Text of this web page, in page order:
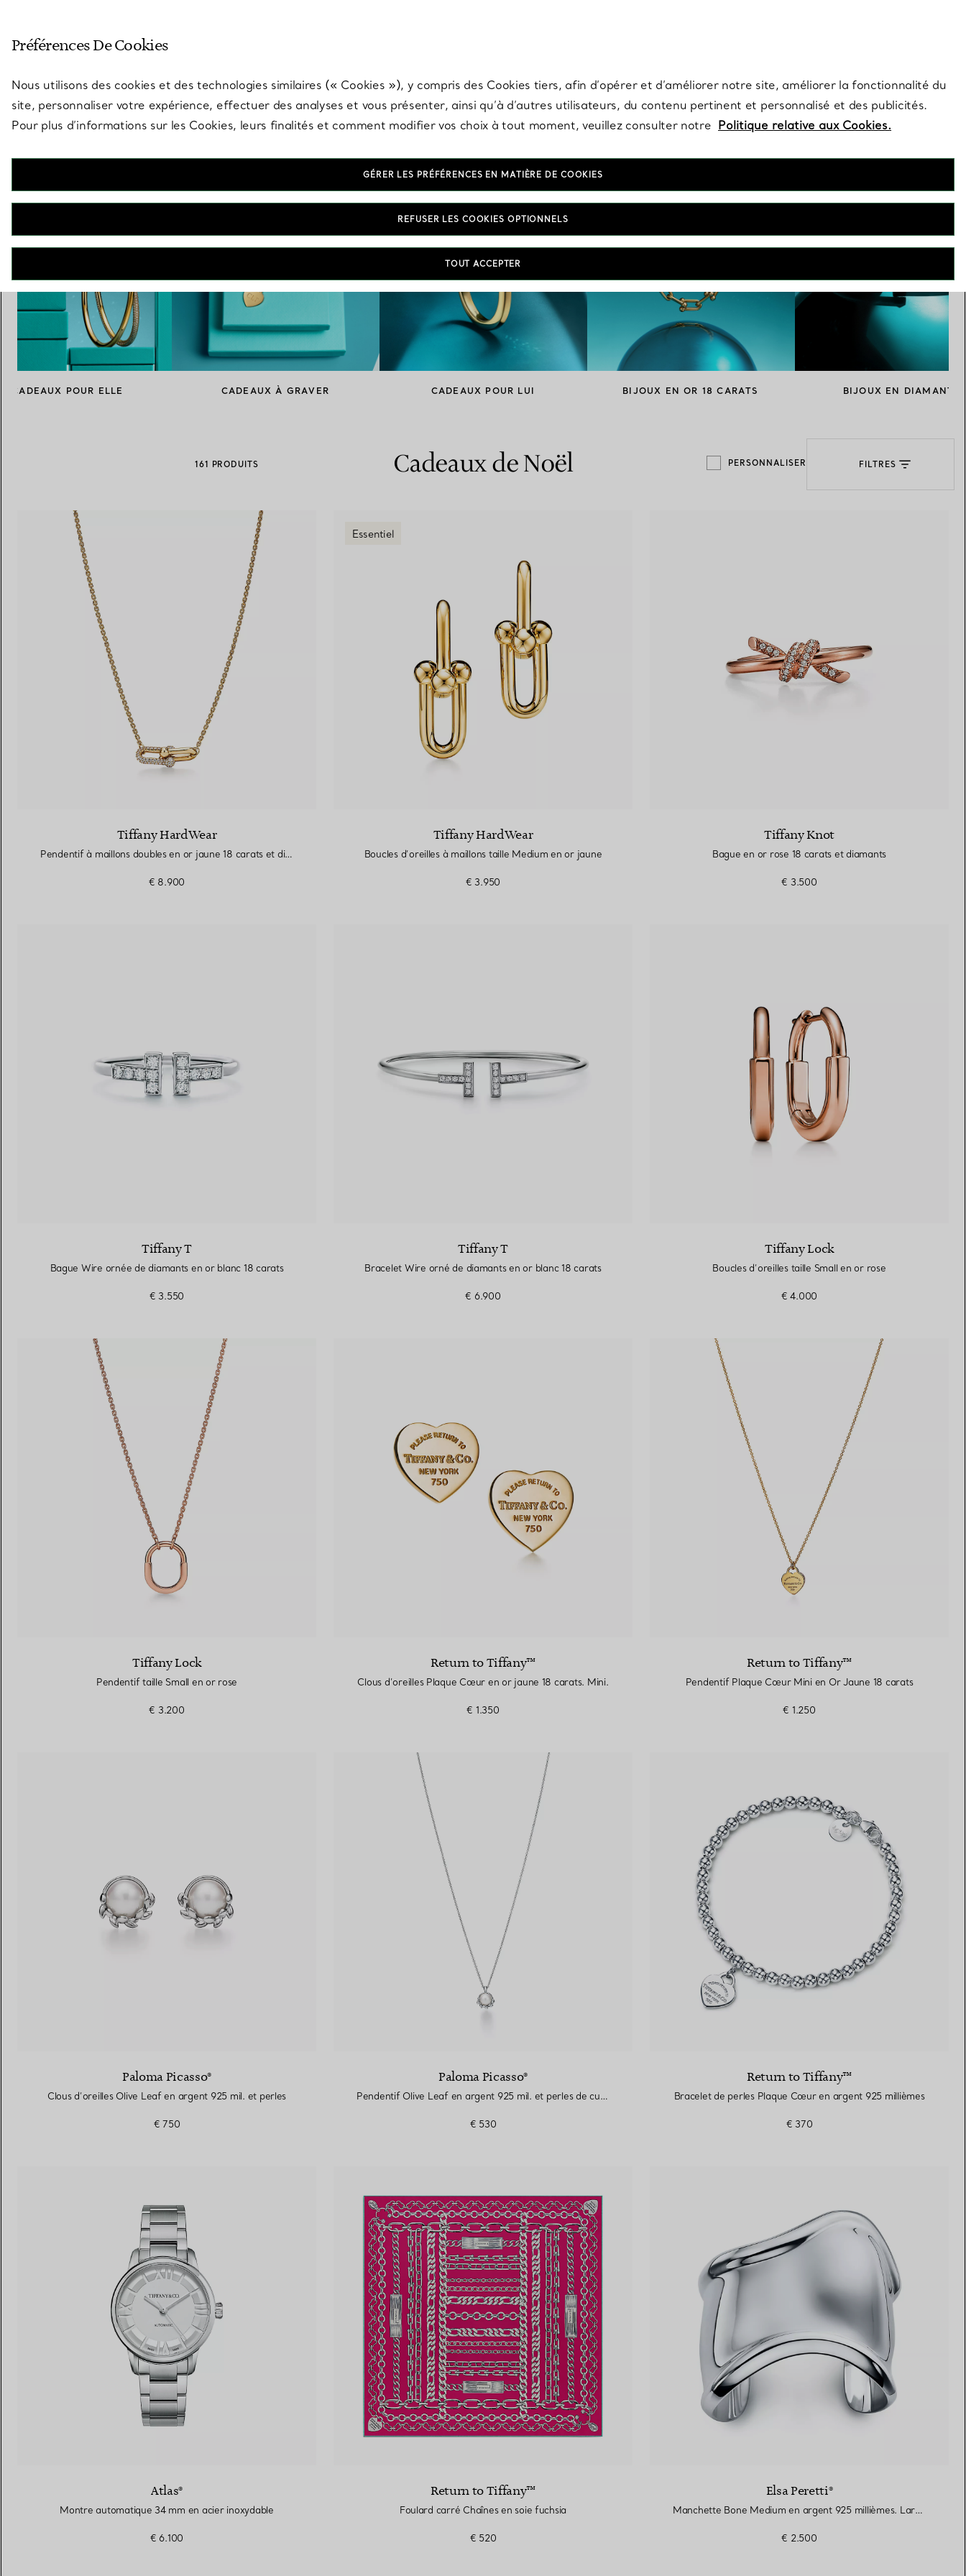
Alliances pour femme Alliances pour hommes Bagues pour couples Bagues Eternité Elsa Peretti®
Comment assortir alliance et
CADEAUX POUR ELLE CADEAUX À GRAVER CADEAUX POUR LUI BIJOUX EN OR 18 CARATS BIJOUX EN DIAMANT
161 PRODUITS Cadeaux de Noël PERSONNALISER FILTRES
Tiffany HardWear
Pendentif à maillons doubles en or jaune 18 carats et diamants
€ 8.900
Essentiel
Tiffany HardWear
Boucles d’oreilles à maillons taille Medium en or jaune
€ 3.950
Tiffany Knot
Bague en or rose 18 carats et diamants
€ 3.500
Tiffany T
Bague Wire ornée de diamants en or blanc 18 carats
€ 3.550
Tiffany T
Bracelet Wire orné de diamants en or blanc 18 carats
€ 6.900
Tiffany Lock
Boucles d’oreilles taille Small en or rose
€ 4.000
Tiffany Lock
Pendentif taille Small en or rose
€ 3.200
Return to Tiffany™
Clous d’oreilles Plaque Cœur en or jaune 18 carats. Mini.
€ 1.350
Return to Tiffany™
Pendentif Plaque Cœur Mini en Or Jaune 18 carats
€ 1.250
Paloma Picasso®
Clous d’oreilles Olive Leaf en argent 925 mil. et perles
€ 750
Paloma Picasso®
Pendentif Olive Leaf en argent 925 mil. et perles de culture
€ 530
Return to Tiffany™
Bracelet de perles Plaque Cœur en argent 925 millièmes
€ 370
Atlas®
Montre automatique 34 mm en acier inoxydable
€ 6.100
Return to Tiffany™
Foulard carré Chaînes en soie fuchsia
€ 520
Elsa Peretti®
Manchette Bone Medium en argent 925 millièmes. Largeur
€ 2.500
Préférences De Cookies
Nous utilisons des cookies et des technologies similaires (« Cookies »), y compris des Cookies tiers, afin d’opérer et d’améliorer notre site, améliorer la fonctionnalité du
site, personnaliser votre expérience, effectuer des analyses et vous présenter, ainsi qu’à d’autres utilisateurs, du contenu pertinent et personnalisé et des publicités.
Pour plus d’informations sur les Cookies, leurs finalités et comment modifier vos choix à tout moment, veuillez consulter notre Politique relative aux Cookies.
GÉRER LES PRÉFÉRENCES EN MATIÈRE DE COOKIES
REFUSER LES COOKIES OPTIONNELS
TOUT ACCEPTER